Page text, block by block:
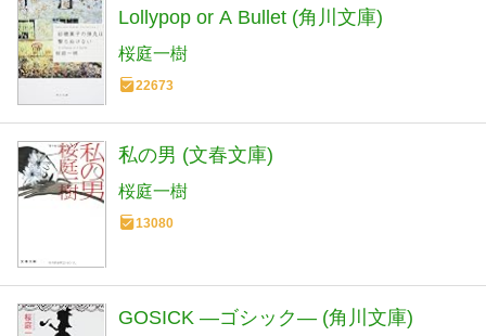
Lollypop or A Bullet (角川文庫)
桜庭一樹
22673
私の男 (文春文庫)
桜庭一樹
13080
GOSICK ―ゴシック― (角川文庫)